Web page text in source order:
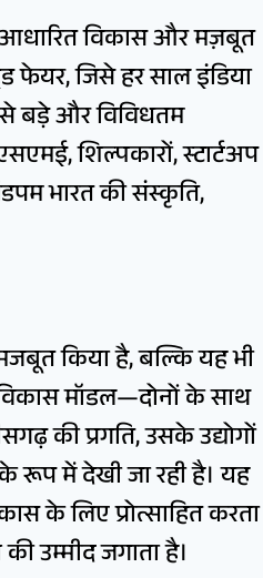
विकास और मज़बूत
फेयर, जिसे हर साल इंडिया
बड़े और विविधतम
शिल्पकारों, स्टार्टअप
भारत की संस्कृति,
किया है, बल्कि यह भी
मॉडल—दोनों के साथ
की प्रगति, उसके उद्योगों
में देखी जा रही है। यह
के लिए प्रोत्साहित करता
उम्मीद जगाता है।